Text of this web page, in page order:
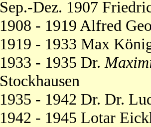
Sep.-Dez. 1907
1908 - 1919 Alfred
1919 - 1933 Max
1933 - 1935 Dr.
Stockhausen
1935 - 1942 Dr. Dr.
1942 - 1945 Lotar